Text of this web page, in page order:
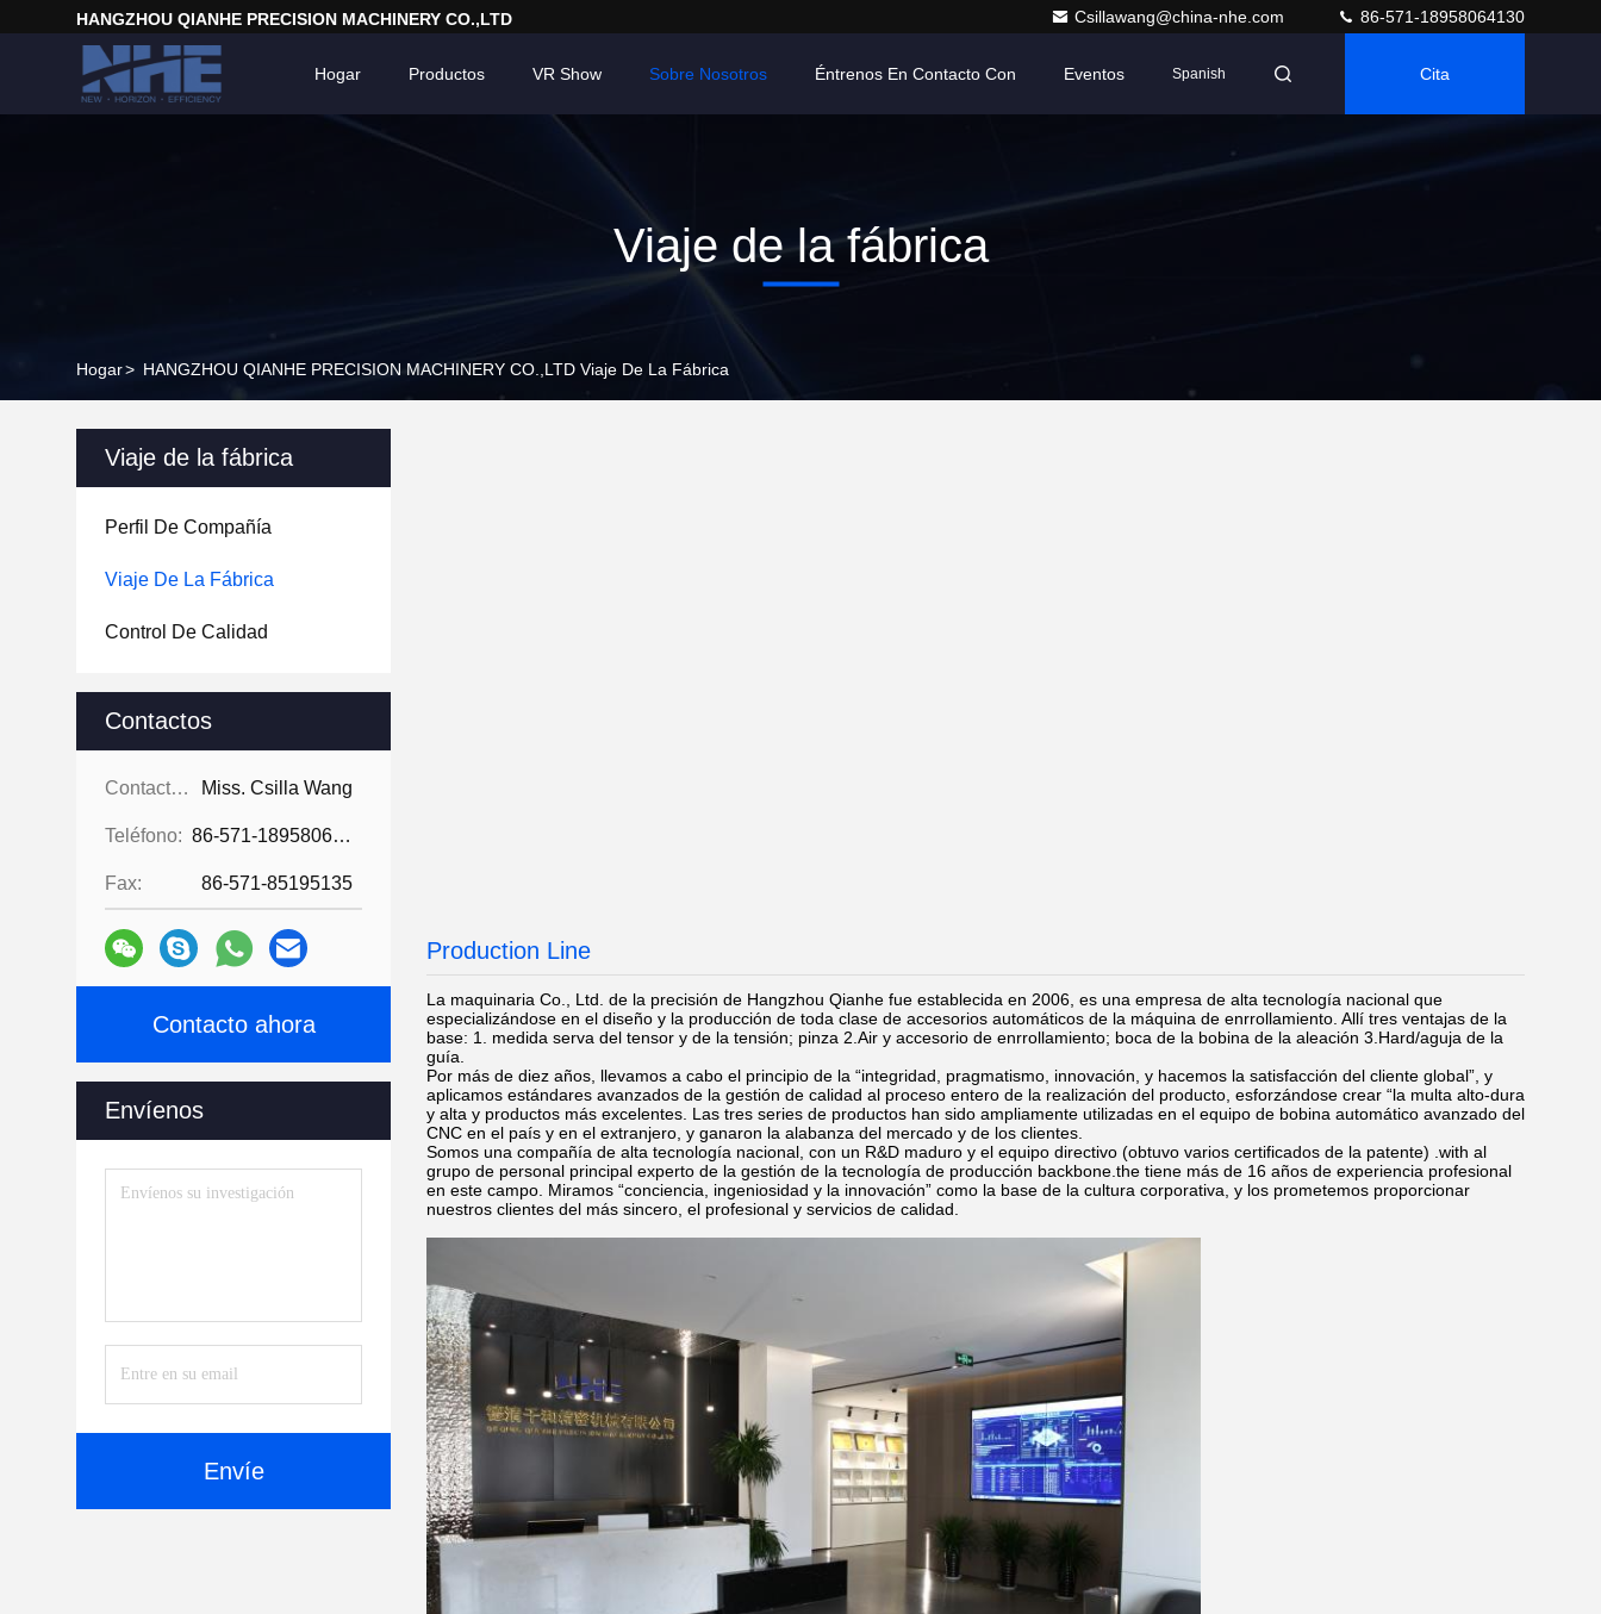
HANGZHOU QIANHE PRECISION MACHINERY CO.,LTD Csillawang@china-nhe.com 86-571-18958064130
Hogar Productos VR Show Sobre Nosotros Éntrenos En Contacto Con Eventos Spanish Cita
Viaje de la fábrica
Hogar> HANGZHOU QIANHE PRECISION MACHINERY CO.,LTD Viaje De La Fábrica
Viaje de la fábrica
Perfil De Compañía
Viaje De La Fábrica
Control De Calidad
Contactos
Contactos: Miss. Csilla Wang
Teléfono: 86-571-18958064130
Fax: 86-571-85195135
Contacto ahora
Envíenos
Envíe
Production Line
La maquinaria Co., Ltd. de la precisión de Hangzhou Qianhe fue establecida en 2006, es una empresa de alta tecnología nacional que
especializándose en el diseño y la producción de toda clase de accesorios automáticos de la máquina de enrrollamiento. Allí tres ventajas de la
base: 1. medida serva del tensor y de la tensión; pinza 2.Air y accesorio de enrrollamiento; boca de la bobina de la aleación 3.Hard/aguja de la
guía.
Por más de diez años, llevamos a cabo el principio de la “integridad, pragmatismo, innovación, y hacemos la satisfacción del cliente global”, y
aplicamos estándares avanzados de la gestión de calidad al proceso entero de la realización del producto, esforzándose crear “la multa alto-dura
y alta y productos más excelentes. Las tres series de productos han sido ampliamente utilizadas en el equipo de bobina automático avanzado del
CNC en el país y en el extranjero, y ganaron la alabanza del mercado y de los clientes.
Somos una compañía de alta tecnología nacional, con un R&D maduro y el equipo directivo (obtuvo varios certificados de la patente) .with al
grupo de personal principal experto de la gestión de la tecnología de producción backbone.the tiene más de 16 años de experiencia profesional
en este campo. Miramos “conciencia, ingeniosidad y la innovación” como la base de la cultura corporativa, y los prometemos proporcionar
nuestros clientes del más sincero, el profesional y servicios de calidad.